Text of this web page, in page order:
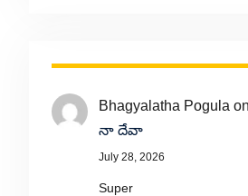
Bhagyalatha Pogula on
నా దేవా
July 28, 2026
Super